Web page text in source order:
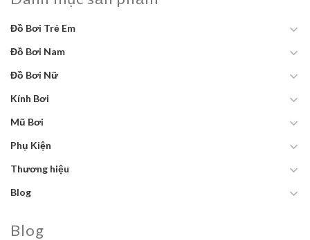
Đồ Bơi Trẻ Em
Đồ Bơi Nam
Đồ Bơi Nữ
Kính Bơi
Mũ Bơi
Phụ Kiện
Thương hiệu
Blog
Blog